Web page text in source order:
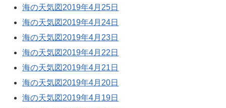
海の天気図2019年4月25日
海の天気図2019年4月24日
海の天気図2019年4月23日
海の天気図2019年4月22日
海の天気図2019年4月21日
海の天気図2019年4月20日
海の天気図2019年4月19日